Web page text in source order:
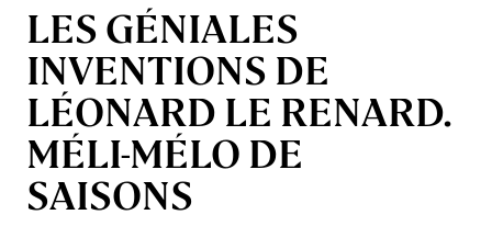
LES GÉNIALES
INVENTIONS DE
LÉONARD LE RENARD.
MÉLI-MÉLO DE
SAISONS